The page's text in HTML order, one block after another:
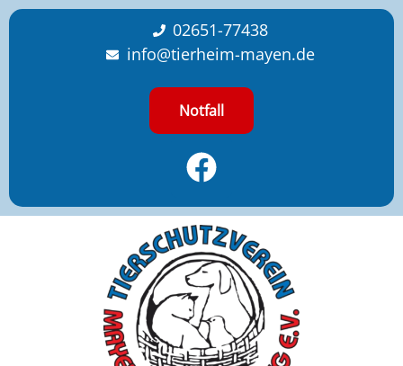
content
02651-77438
info@tierheim-mayen.de
Notfall